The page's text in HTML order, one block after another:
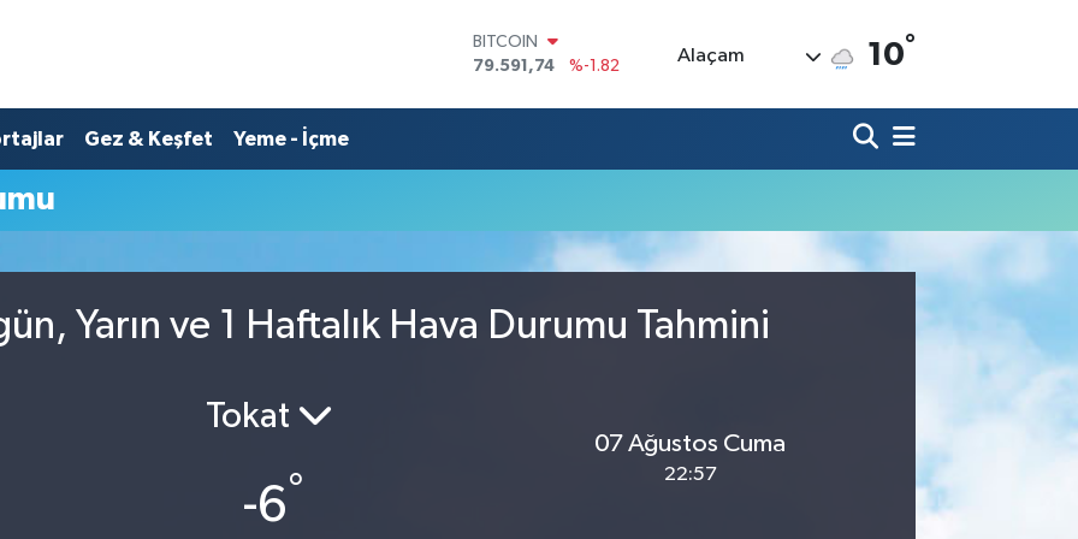
BITCOIN
79.591,74
%-1.82
G.ALTIN
%0.19
14.598,00
Alaçam 10°
Gez & Keşfet Yeme - İçme
Yarın ve 1 Haftalık Hava Durumu Tahmini
Tokat
-6°
07 Ağustos Cuma
22:57